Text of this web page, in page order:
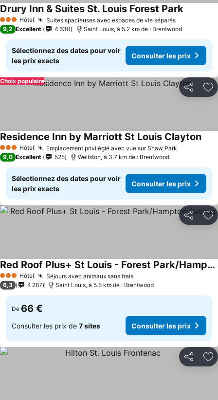
3 ÉtoilesHôtel Suites spacieuses avec espaces de vie séparésConsulter
Drury Inn & Suites St. Louis Forest Park
9,2 Excellent 4 630 Saint Louis, à 5.2 km de : Brentwood
Sélectionnez des dates pour voir
les prix exacts
Consulter les prix
Partager
Choix populaire
3 ÉtoilesHôtel Emplacement privilégié avec vue sur Shaw Park
Residence Inn by Marriott St Louis Clayton
9,0 Excellent 525 Wellston, à 3.7 km de : Brentwood
Sélectionnez des dates pour voir
les prix exacts
Consulter les prix
Partager
3 ÉtoilesHôtel Séjours avec animaux sans fraisConsulter les prix
Red Roof Plus+ St Louis - Forest Park/Hampton Avenue
Consulter les prix
6,3 4 287 Saint Louis, à 5.5 km de : Brentwood
De 66 €
Consulter les prix de 7 sites Consulter les prix
Partager